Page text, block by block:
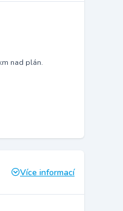
nad plán.
Více informací